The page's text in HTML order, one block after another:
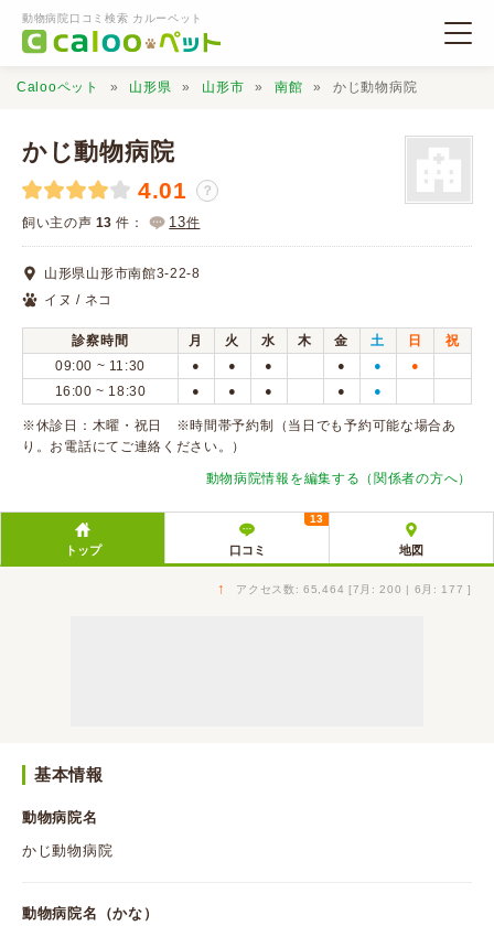
動物病院口コミ検索 カルーペット
動物病院検索
口コミ検索
Calooペットとは？
口コミ投稿
Calooペット 山形県 山形市 南館 かじ動物病院
かじ動物病院
4.01 ？
飼い主の声 13 件： 13件
山形県山形市南館3-22-8
イヌ / ネコ
診察時間 月 火 水 木 金 土 日
祝
09:00 ~ 11:30
● ● ● ● ● ●
16:00 ~ 18:30 ● ● ● ● ●
※休診日：木曜・祝日 ※時間帯予約制（当日でも予約可能な場合あ
り。お電話にてご連絡ください。）
動物病院情報を編集する（関係者の方へ）
トップ 口コミ
13
地図
↑ アクセス数: 65,464 [7月: 200 | 6月: 177 ]
基本情報
動物病院名
かじ動物病院
動物病院名（かな）